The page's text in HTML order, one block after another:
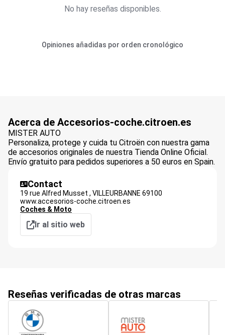
No hay reseñas disponibles.
Opiniones añadidas por orden cronológico
Acerca de Accesorios-coche.citroen.es
MISTER AUTO
Personaliza, protege y cuida tu Citroën con nuestra gama
de accesorios originales de nuestra Tienda Online Oficial.
Envío gratuito para pedidos superiores a 50 euros en Spain.
Contact
19 rue Alfred Musset , VILLEURBANNE 69100
www.accesorios-coche.citroen.es
Coches & Moto
Ir al sitio web
Reseñas verificadas de otras marcas